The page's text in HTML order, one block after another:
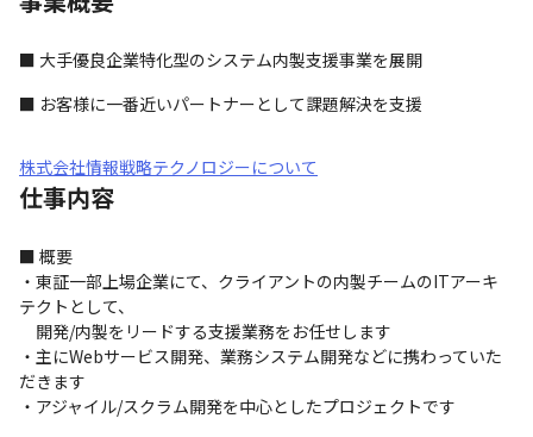
■ 大手優良企業特化型のシステム内製支援事業を展開
■ お客様に一番近いパートナーとして課題解決を支援
株式会社情報戦略テクノロジーについて
仕事内容
■ 概要
・東証一部上場企業にて、クライアントの内製チームのITアーキ
テクトとして、
開発/内製をリードする支援業務をお任せします
・主にWebサービス開発、業務システム開発などに携わっていた
だきます
・アジャイル/スクラム開発を中心としたプロジェクトです